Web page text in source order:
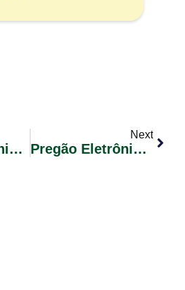
Pregão Eletrônico Nº 044/2017 RP
Next
Pregão Eletrônico Nº 045/2017 – RP